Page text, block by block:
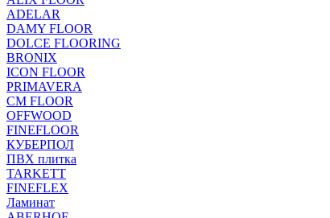
ADELAR
DAMY FLOOR
DOLCE FLOORING
BRONIX
ICON FLOOR
PRIMAVERA
CM FLOOR
OFFWOOD
FINEFLOOR
КУБЕРПОЛ
ПВХ плитка
TARKETT
FINEFLEX
Ламинат